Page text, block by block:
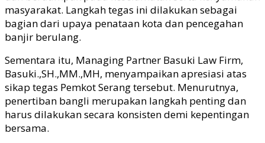
masyarakat. Langkah tegas ini dilakukan sebagai
bagian dari upaya penataan kota dan pencegahan
banjir berulang.
Sementara itu, Managing Partner Basuki Law Firm,
Basuki.,SH.,MM.,MH, menyampaikan apresiasi atas
sikap tegas Pemkot Serang tersebut. Menurutnya,
penertiban bangli merupakan langkah penting dan
harus dilakukan secara konsisten demi kepentingan
bersama.